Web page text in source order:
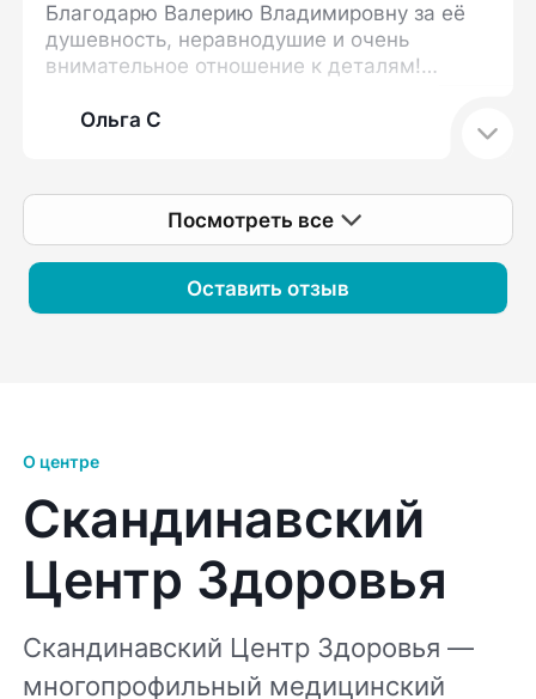
Оставить отзыв
Благодарю Валерию Владимировну за её
душевность, неравнодушие и очень
внимательное отношение к деталям!
мне объяснили нюансы, на которые я
влияющие на мою проблему. Определен
план дальнейших действий. Спасибо
большое!
Ольга С
Посмотреть все
О центре
Скандинавский
Центр Здоровья
Скандинавский Центр Здоровья —
многопрофильный медицинский